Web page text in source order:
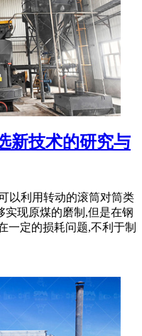
新技术的研究与
以利用转动的滚筒对筒类
实现原煤的磨制,但是在钢
一定的损耗问题,不利于制